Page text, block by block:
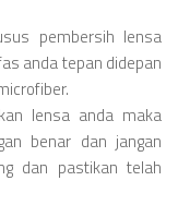
pembersih lensa
anda tepan didepan
lensa anda maka
benar dan jangan
dan pastikan telah